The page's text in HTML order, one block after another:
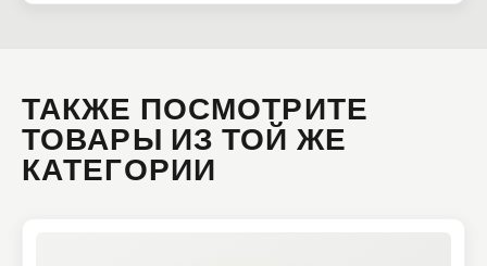
ТАКЖЕ ПОСМОТРИТЕ
ТОВАРЫ ИЗ ТОЙ ЖЕ
КАТЕГОРИИ